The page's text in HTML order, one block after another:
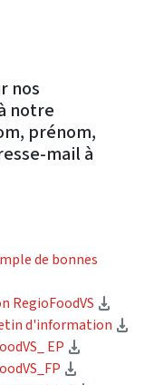
nos
notre
prénom,
mail à
de bonnes
RegioFoodVS
d'information
EP